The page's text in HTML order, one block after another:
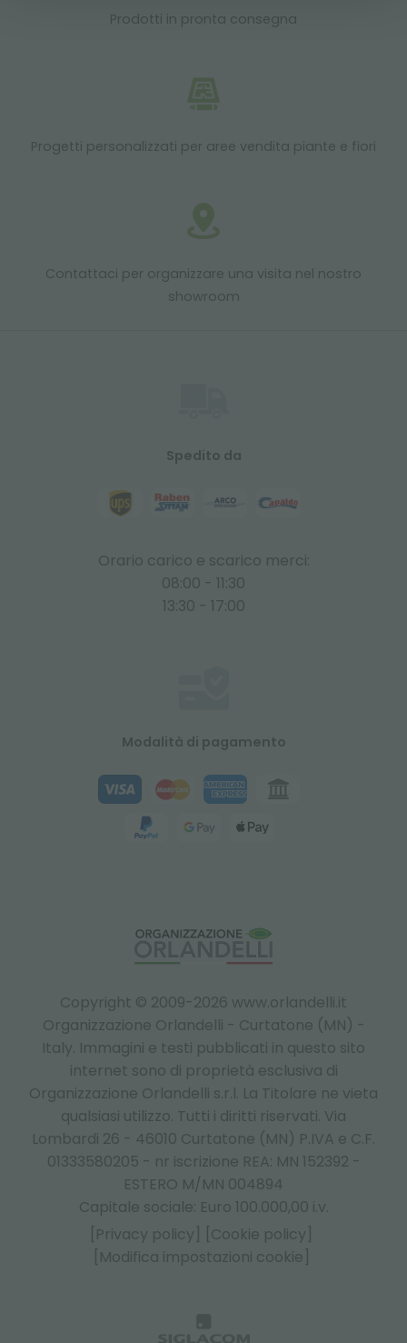
Prodotti in pronta consegna
Progetti personalizzati per aree vendita piante e fiori
Contattaci per organizzare una visita nel nostro
showroom
Copyright © 2009-2026 www.orlandelli.it
Organizzazione Orlandelli - Curtatone (MN) -
Italy. Immagini e testi pubblicati in questo sito
internet sono di proprietà esclusiva di
Organizzazione Orlandelli s.r.l. La Titolare ne vieta
qualsiasi utilizzo. Tutti i diritti riservati. Via
Lombardi 26 - 46010 Curtatone (MN) P.IVA e C.F.
01333580205 - nr iscrizione REA: MN 152392 -
ESTERO M/MN 004894
Capitale sociale: Euro 100.000,00 i.v.
[Privacy policy]
[Cookie policy]
[Modifica impostazioni cookie]
Spedito da
Orario carico e scarico merci:
08:00 - 11:30
13:30 - 17:00
Modalità di pagamento